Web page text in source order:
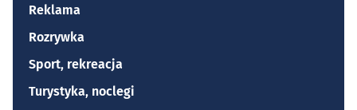
Reklama
Rozrywka
Sport, rekreacja
Turystyka, noclegi